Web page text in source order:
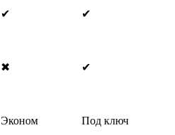
✔
✔
✖ ✔
Эконом
Под ключ